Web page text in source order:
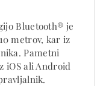
Bluetooth® je
metrov, kar iz
Pametni
iOS ali Android